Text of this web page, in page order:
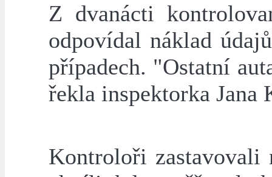
Z dvanácti
odpovídal náklad
případech. "Ostatní
řekla inspektorka Jana
Kontroloři